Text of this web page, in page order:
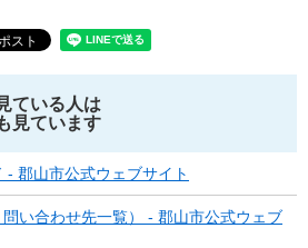
ている人は
見ています
郡山市公式ウェブサイト
い合わせ先一覧） - 郡山市公式ウェブ